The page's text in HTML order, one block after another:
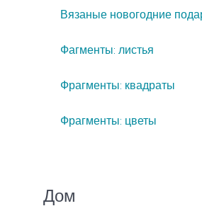
Вязаные новогодние
Фагменты: листья
Фрагменты: квадраты
Фрагменты: цветы
Дом